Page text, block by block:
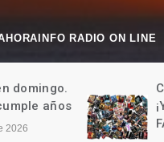
RADIO ON LINE
domingo.
TAN